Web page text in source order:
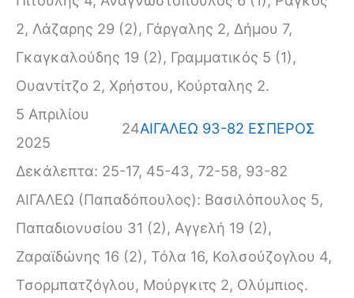
2, Λάζαρης 29 (2), Γάργαλης 2, Δήμου 7,
Γκαγκαλούδης 19 (2), Γραμματικός 5 (1),
Ουαντίτζο 2, Χρήστου, Κούρταλης 2.
5 Απριλίου
2025
24ΑΙΓΑΛΕΩ 93-82 ΕΣΠΕΡΟΣ
Δεκάλεπτα: 25-17, 45-43, 72-58, 93-82
ΑΙΓΑΛΕΩ (Παπαδόπουλος): Βασιλόπουλος 5,
Παπαδιονυσίου 31 (2), Αγγελή 19 (2),
Ζαραϊδώνης 16 (2), Τόλα 16, Κολσούζογλου 4,
Τσορμπατζόγλου, Μούργκιτς 2, Ολύμπιος.